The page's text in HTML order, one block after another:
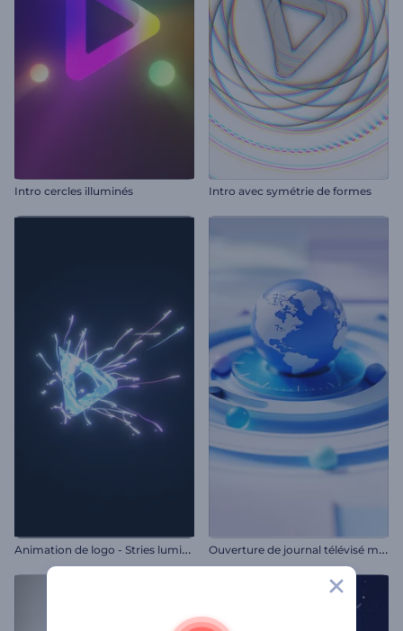
Intro cercles illuminés Intro avec symétrie de formes
A
nimation de logo - Stries lumineuses O
uverture de journal télévisé mondial